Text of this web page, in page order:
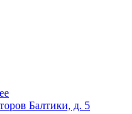
Балтики, д. 5